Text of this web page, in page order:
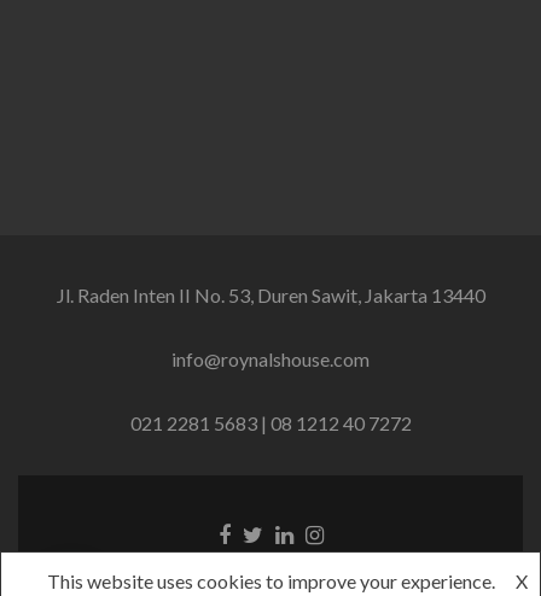
Jl. Raden Inten II No. 53, Duren Sawit, Jakarta 13440
info@roynalshouse.com
021 2281 5683 | 08 1212 40 7272
Tautan
Facebook
Tautan
Twitter
Tautan
Linkedin
Tautan
Instagram
This website uses cookies to improve your experience. X